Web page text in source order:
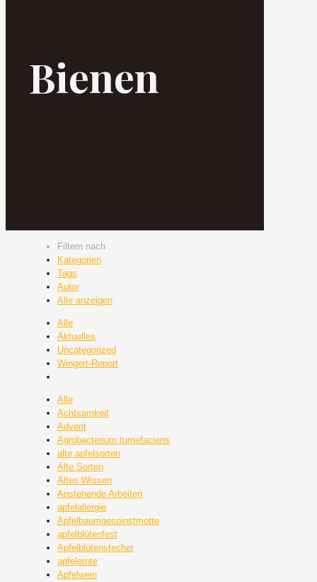
Bienen
Filtern nach
Kategorien
Tags
Autor
Alle anzeigen
Alle
Aktuelles
Uncategorized
Wingert-Report
Alle
Achtsamkeit
Advent
Agrobacterium tumefaciens
alte apfelsorten
Alte Sorten
Altes Wissen
Anstehende Arbeiten
apfelallergie
Apfelbaumgespinstmotte
apfelblütenfest
Apfelblütenstecher
apfelernte
Apfelwein